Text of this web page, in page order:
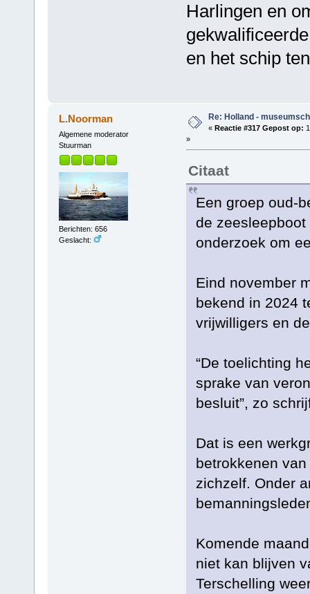
Harlingen en
en het schip
L.Noorman
Algemene moderator
Stuurman
Berichten: 656
Geslacht:
Re: Holland -
« Reactie #317 Gepost op:
»
Citaat
Een groep oud-
de
onderzoek om
Eind november
bekend in 2024
vrijwilligers en
“De toelichting
sprake van
besluit”, zo
Dat is een
betrokkenen
zichzelf. Onder
Komende
niet kan blijven
Terschelling